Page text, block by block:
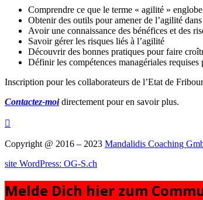
Comprendre ce que le terme « agilité » englobe
Obtenir des outils pour amener de l’agilité
Avoir une connaissance des bénéfices et des
Savoir gérer les risques liés à l’agilité
Découvrir des bonnes pratiques pour faire
Définir les compétences managériales
Inscription pour les collaborateurs de l’Etat de
Contactez-moi directement pour en savoir plus.

Copyright @ 2016 – 2023 Mandalidis Coaching
site WordPress: OG-S.ch
Melde Dich hier zum